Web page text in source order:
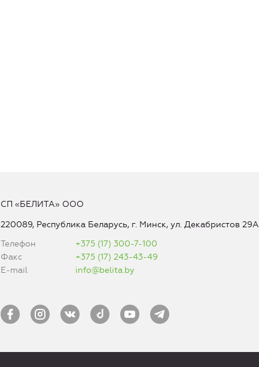
СП «БЕЛИТА» ООО
220089, Республика Беларусь, г. Минск, ул. Декабристов 29А
Телефон
+375 (17) 300-7-100
Факс
+375 (17) 243-43-49
E-mail
info@belita.by